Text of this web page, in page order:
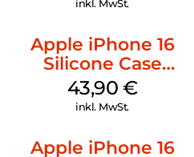
inkl. MwSt.
Apple iPhone 16
Silicone Case
MagSafe Plum
43,90 €
inkl. MwSt.
Apple iPhone 16